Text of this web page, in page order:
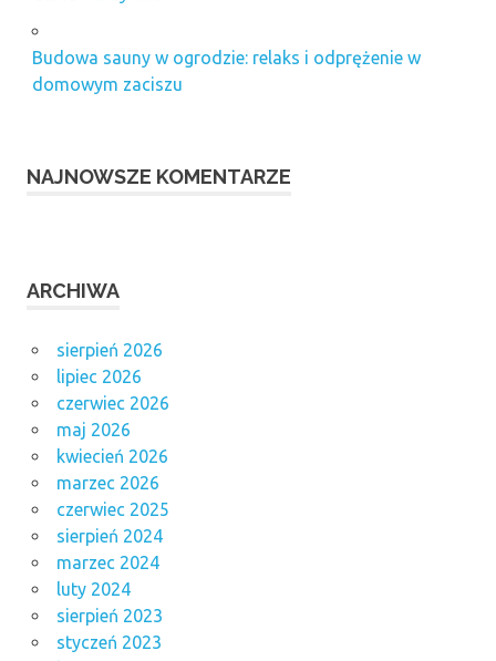
Budowa sauny w ogrodzie: relaks i odprężenie w
domowym zaciszu
NAJNOWSZE KOMENTARZE
ARCHIWA
sierpień 2026
lipiec 2026
czerwiec 2026
maj 2026
kwiecień 2026
marzec 2026
czerwiec 2025
sierpień 2024
marzec 2024
luty 2024
sierpień 2023
styczeń 2023